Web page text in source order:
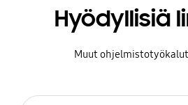
Hyödyllisiä
Muut